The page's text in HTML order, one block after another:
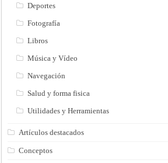
Deportes
Fotografía
Libros
Música y Vídeo
Navegación
Salud y forma fisica
Utilidades y Herramientas
Artículos destacados
Conceptos